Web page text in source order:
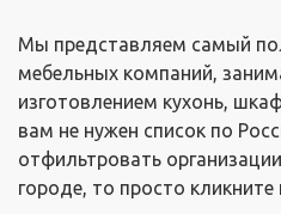
Мы представляем самый
мебельных компаний,
изготовлением кухонь,
вам не нужен список по
отфильтровать
городе, то просто